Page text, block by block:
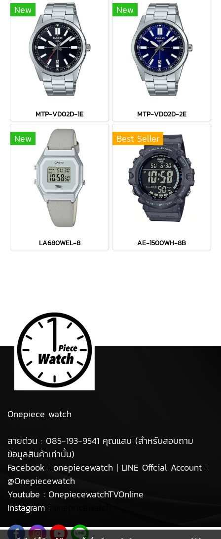
New
MTP-VD02D-1E
New
MTP-VD02D-2E
New
LA680WEL-8
Best Seller
AE-1500WH-8B
Onepiece watch
สายด่วน : 085-193-9541 คุณแสบ (สำหรับสอบถาม
ข้อมูลสินค้าเท่านั้น)
Facebook : onepiecewatch | LINE Offcial Account :
@Onepiecewatch
Youtube : OnepiecewatchTVOnline
Instagram :